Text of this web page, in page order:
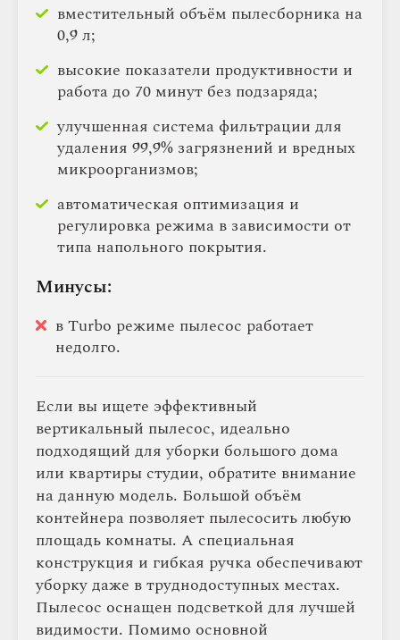
вместительный объём пылесборника на
0,9 л;
высокие показатели продуктивности и
работа до 70 минут без подзаряда;
улучшенная система фильтрации для
удаления 99,9% загрязнений и вредных
микроорганизмов;
автоматическая оптимизация и
регулировка режима в зависимости от
типа напольного покрытия.
Минусы:
в Turbo режиме пылесос работает
недолго.
Если вы ищете эффективный
вертикальный пылесос, идеально
подходящий для уборки большого дома
или квартиры студии, обратите внимание
на данную модель. Большой объём
контейнера позволяет пылесосить любую
площадь комнаты. А специальная
конструкция и гибкая ручка обеспечивают
уборку даже в труднодоступных местах.
Пылесос оснащен подсветкой для лучшей
видимости. Помимо основной